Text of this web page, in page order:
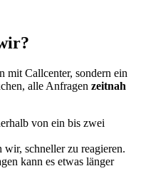
mit Callcenter, sondern ein
alle Anfragen zeitnah
von ein bis zwei
schneller zu reagieren.
kann es etwas länger